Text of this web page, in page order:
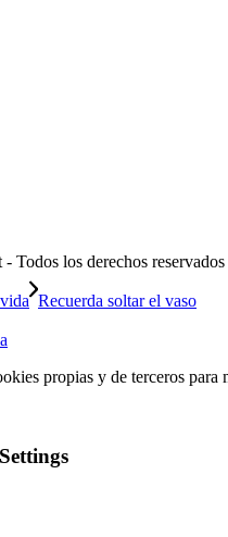
los derechos reservados
Recuerda soltar el vaso
propias y de terceros para